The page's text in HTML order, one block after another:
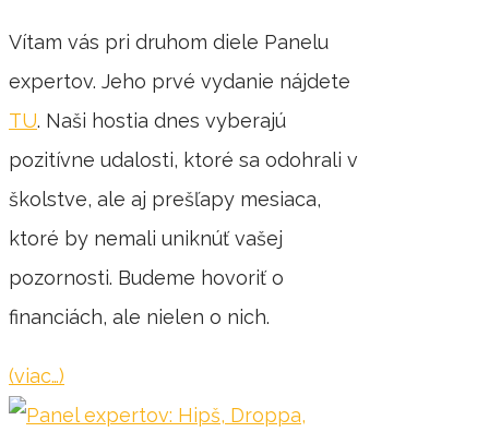
Vítam vás pri druhom diele Panelu
expertov. Jeho prvé vydanie nájdete
TU. Naši hostia dnes vyberajú
pozitívne udalosti, ktoré sa odohrali v
školstve, ale aj prešľapy mesiaca,
ktoré by nemali uniknúť vašej
pozornosti. Budeme hovoriť o
financiách, ale nielen o nich.
(viac…)